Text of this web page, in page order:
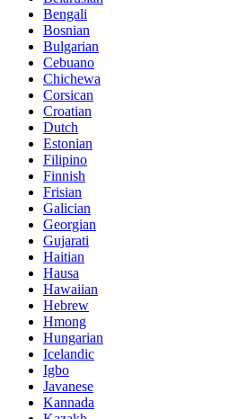
Bengali
Bosnian
Bulgarian
Cebuano
Chichewa
Corsican
Croatian
Dutch
Estonian
Filipino
Finnish
Frisian
Galician
Georgian
Gujarati
Haitian
Hausa
Hawaiian
Hebrew
Hmong
Hungarian
Icelandic
Igbo
Javanese
Kannada